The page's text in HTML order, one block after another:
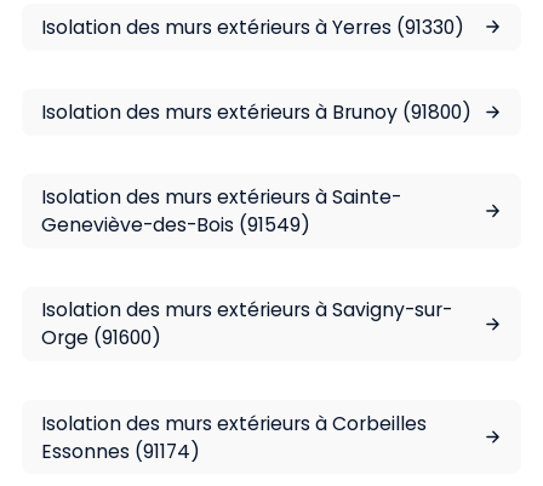
Isolation des murs extérieurs à Yerres (91330)
Isolation des murs extérieurs à Brunoy (91800)
Isolation des murs extérieurs à Sainte-
Geneviève-des-Bois (91549)
Isolation des murs extérieurs à Savigny-sur-
Orge (91600)
Isolation des murs extérieurs à Corbeilles
Essonnes (91174)